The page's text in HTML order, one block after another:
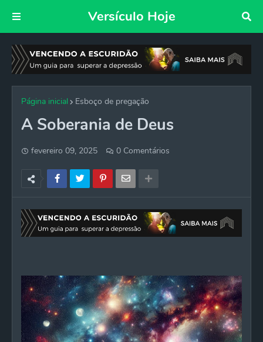
Versículo Hoje
Página inicial Esboço de pregação
A Soberania de Deus
fevereiro 09, 2025 0 Comentários